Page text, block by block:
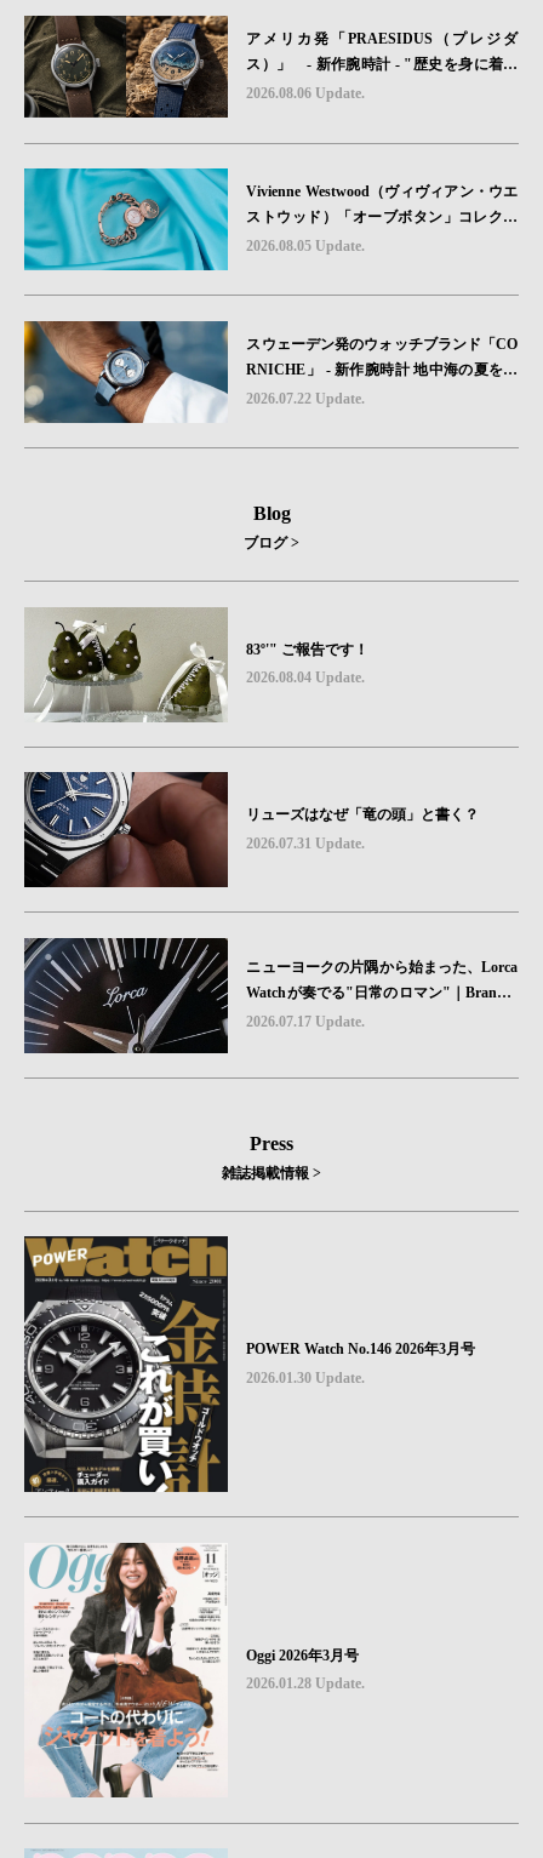
アメリカ発「PRAESIDUS（プレジダ
ス）」 - 新作腕時計 - "歴史を身に着け
る“ -戦場を駆け抜けたWillys MBのボンネ
砂を文字盤に閉じ込めた「A-11」コレク
2026.08.06 Update.
Vivienne Westwood（ヴィヴィアン・ウエ
ストウッド）「オーブボタン」コレクシ
ョンに、⽇本限定カラーのローズゴール
2026.08.05 Update.
スウェーデン発のウォッチブランド「CO
RNICHE」 - 新作腕時計 地中海の夏を映
す、爽やかなブルーダイヤル「Heritage C
2026.07.22 Update.
Blog
ブログ >
83º'" ご報告です！
2026.08.04 Update.
リューズはなぜ「竜の頭」と書く？
2026.07.31 Update.
ニューヨークの片隅から始まった、Lorca
Watchが奏でる"日常のロマン"｜Brand P
icks #08
2026.07.17 Update.
Press
雑誌掲載情報 >
POWER Watch No.146 2026年3月号
2026.01.30 Update.
Oggi 2026年3月号
2026.01.28 Update.